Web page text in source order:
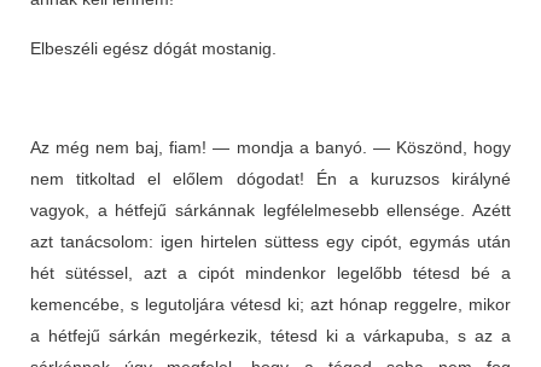
Elbeszéli egész dógát mostanig.
Az még nem baj, fiam! — mondja a banyó. — Köszönd, hogy
nem titkoltad el előlem dógodat! Én a kuruzsos királyné
vagyok, a hétfejű sárkánnak legfélelmesebb ellensége. Azétt
azt tanácsolom: igen hirtelen süttess egy cipót, egymás után
hét sütéssel, azt a cipót mindenkor legelőbb tétesd bé a
kemencébe, s legutoljára vétesd ki; azt hónap reggelre, mikor
a hétfejű sárkán megérkezik, tétesd ki a várkapuba, s az a